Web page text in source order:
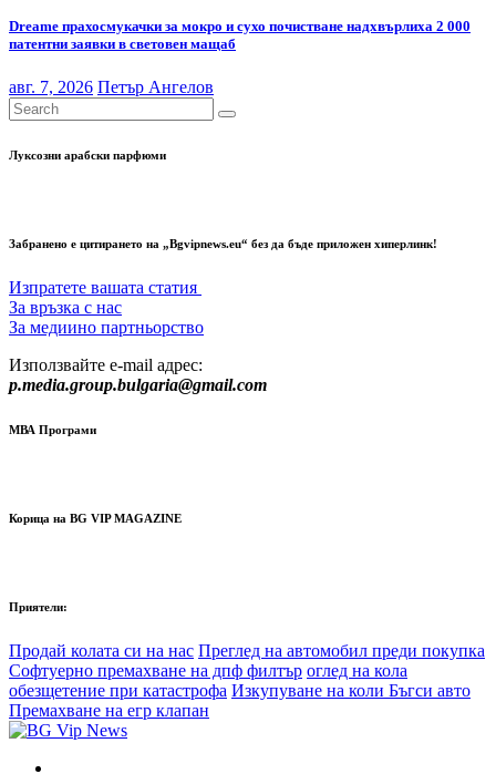
Dreame прахосмукачки за мокро и сухо почистване надхвърлиха 2 000
патентни заявки в световен мащаб
авг. 7, 2026 Петър Ангелов
Луксозни арабски парфюми
Забранено е цитирането на „Bgvipnews.eu“ без да бъде приложен хиперлинк!
Изпратете вашата статия
За връзка с нас
За медиино партньорство
Използвайте e-mail адрес:
p.media.group.bulgaria@gmail.com
МВА Програми
Корица на BG VIP MAGAZINE
Приятели:
Продай колата си на нас Преглед на автомобил преди покупка
Софтуерно премахване на дпф филтър оглед на кола
обезщетение при катастрофа Изкупуване на коли Бъгси авто
Премахване на егр клапан